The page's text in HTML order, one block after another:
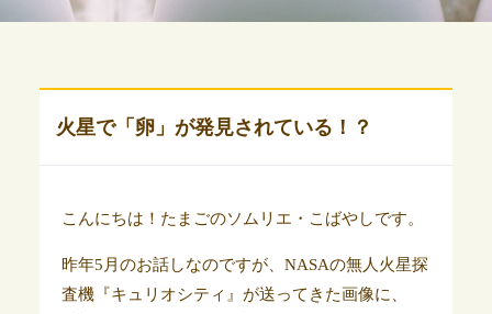
火星で「卵」が発見されている！？
こんにちは！たまごのソムリエ・こばやしです。
昨年5月のお話しなのですが、NASAの無人火星探
査機『キュリオシティ』が送ってきた画像に、